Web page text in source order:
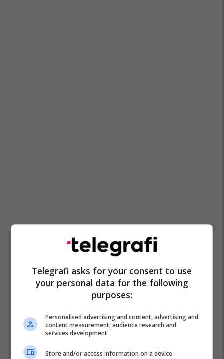
Telegrafi asks for your consent to use
your personal data for the following
purposes:
Personalised advertising and content, advertising and
content measurement, audience research and
services development
Store and/or access information on a device